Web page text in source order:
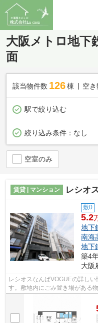
大阪メトロ地下
面
該当物件数 126棟 空き
駅で絞り込む
絞り込み条件： なし
空室のみ
賃貸 | マンション レシオ
敷0
5.2
地下
南海
地下
築4
大阪
レシオスなんばVOGUEの詳し
す。敷地内にごみ置き場がある